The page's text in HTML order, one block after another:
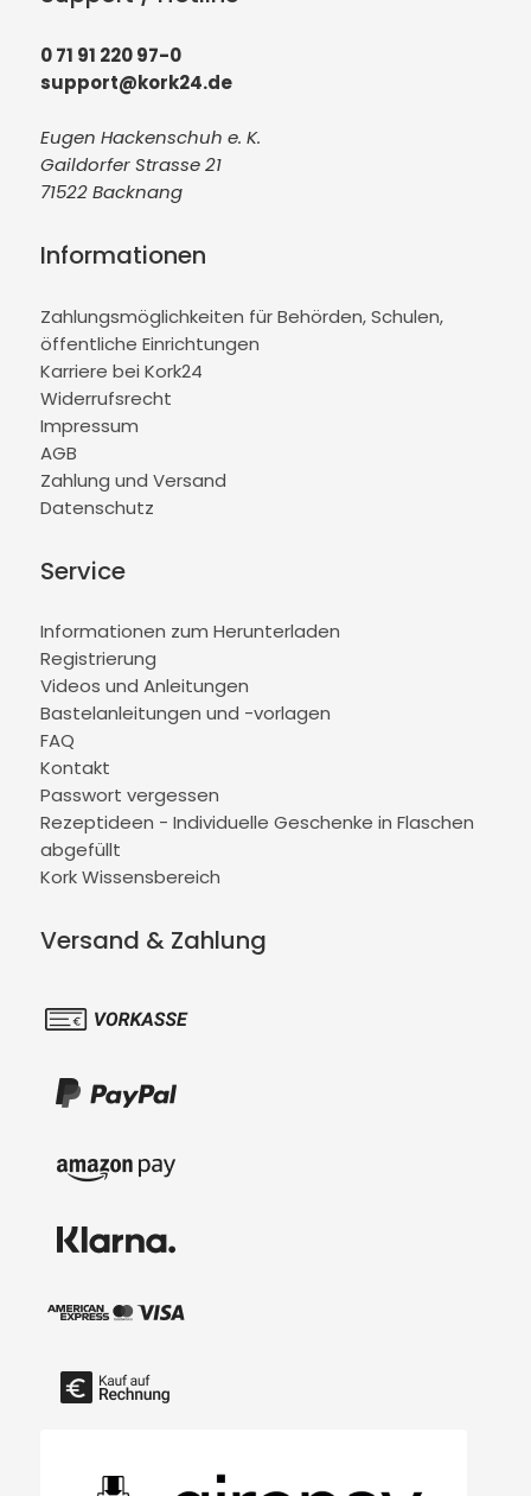
0 71 91 220 97-0
support@kork24.de
Eugen Hackenschuh e. K.
Gaildorfer Strasse 21
71522 Backnang
Informationen
Zahlungsmöglichkeiten für Behörden, Schulen,
öffentliche Einrichtungen
Karriere bei Kork24
Widerrufsrecht
Impressum
AGB
Zahlung und Versand
Datenschutz
Service
Informationen zum Herunterladen
Registrierung
Videos und Anleitungen
Bastelanleitungen und -vorlagen
FAQ
Kontakt
Passwort vergessen
Rezeptideen - Individuelle Geschenke in Flaschen
abgefüllt
Kork Wissensbereich
Versand & Zahlung